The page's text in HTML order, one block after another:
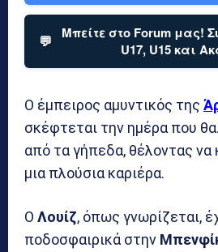
💬
Μπείτε στο Forum μας!
U17, U15 και
Ο έμπειρος αμυντικός της
σκέφτεται την ημέρα που
από τα γήπεδα, θέλοντας να
μια πλούσια καριέρα.
Ο Λουίζ, όπως γνωρίζεται,
ποδοσφαιρικά στην